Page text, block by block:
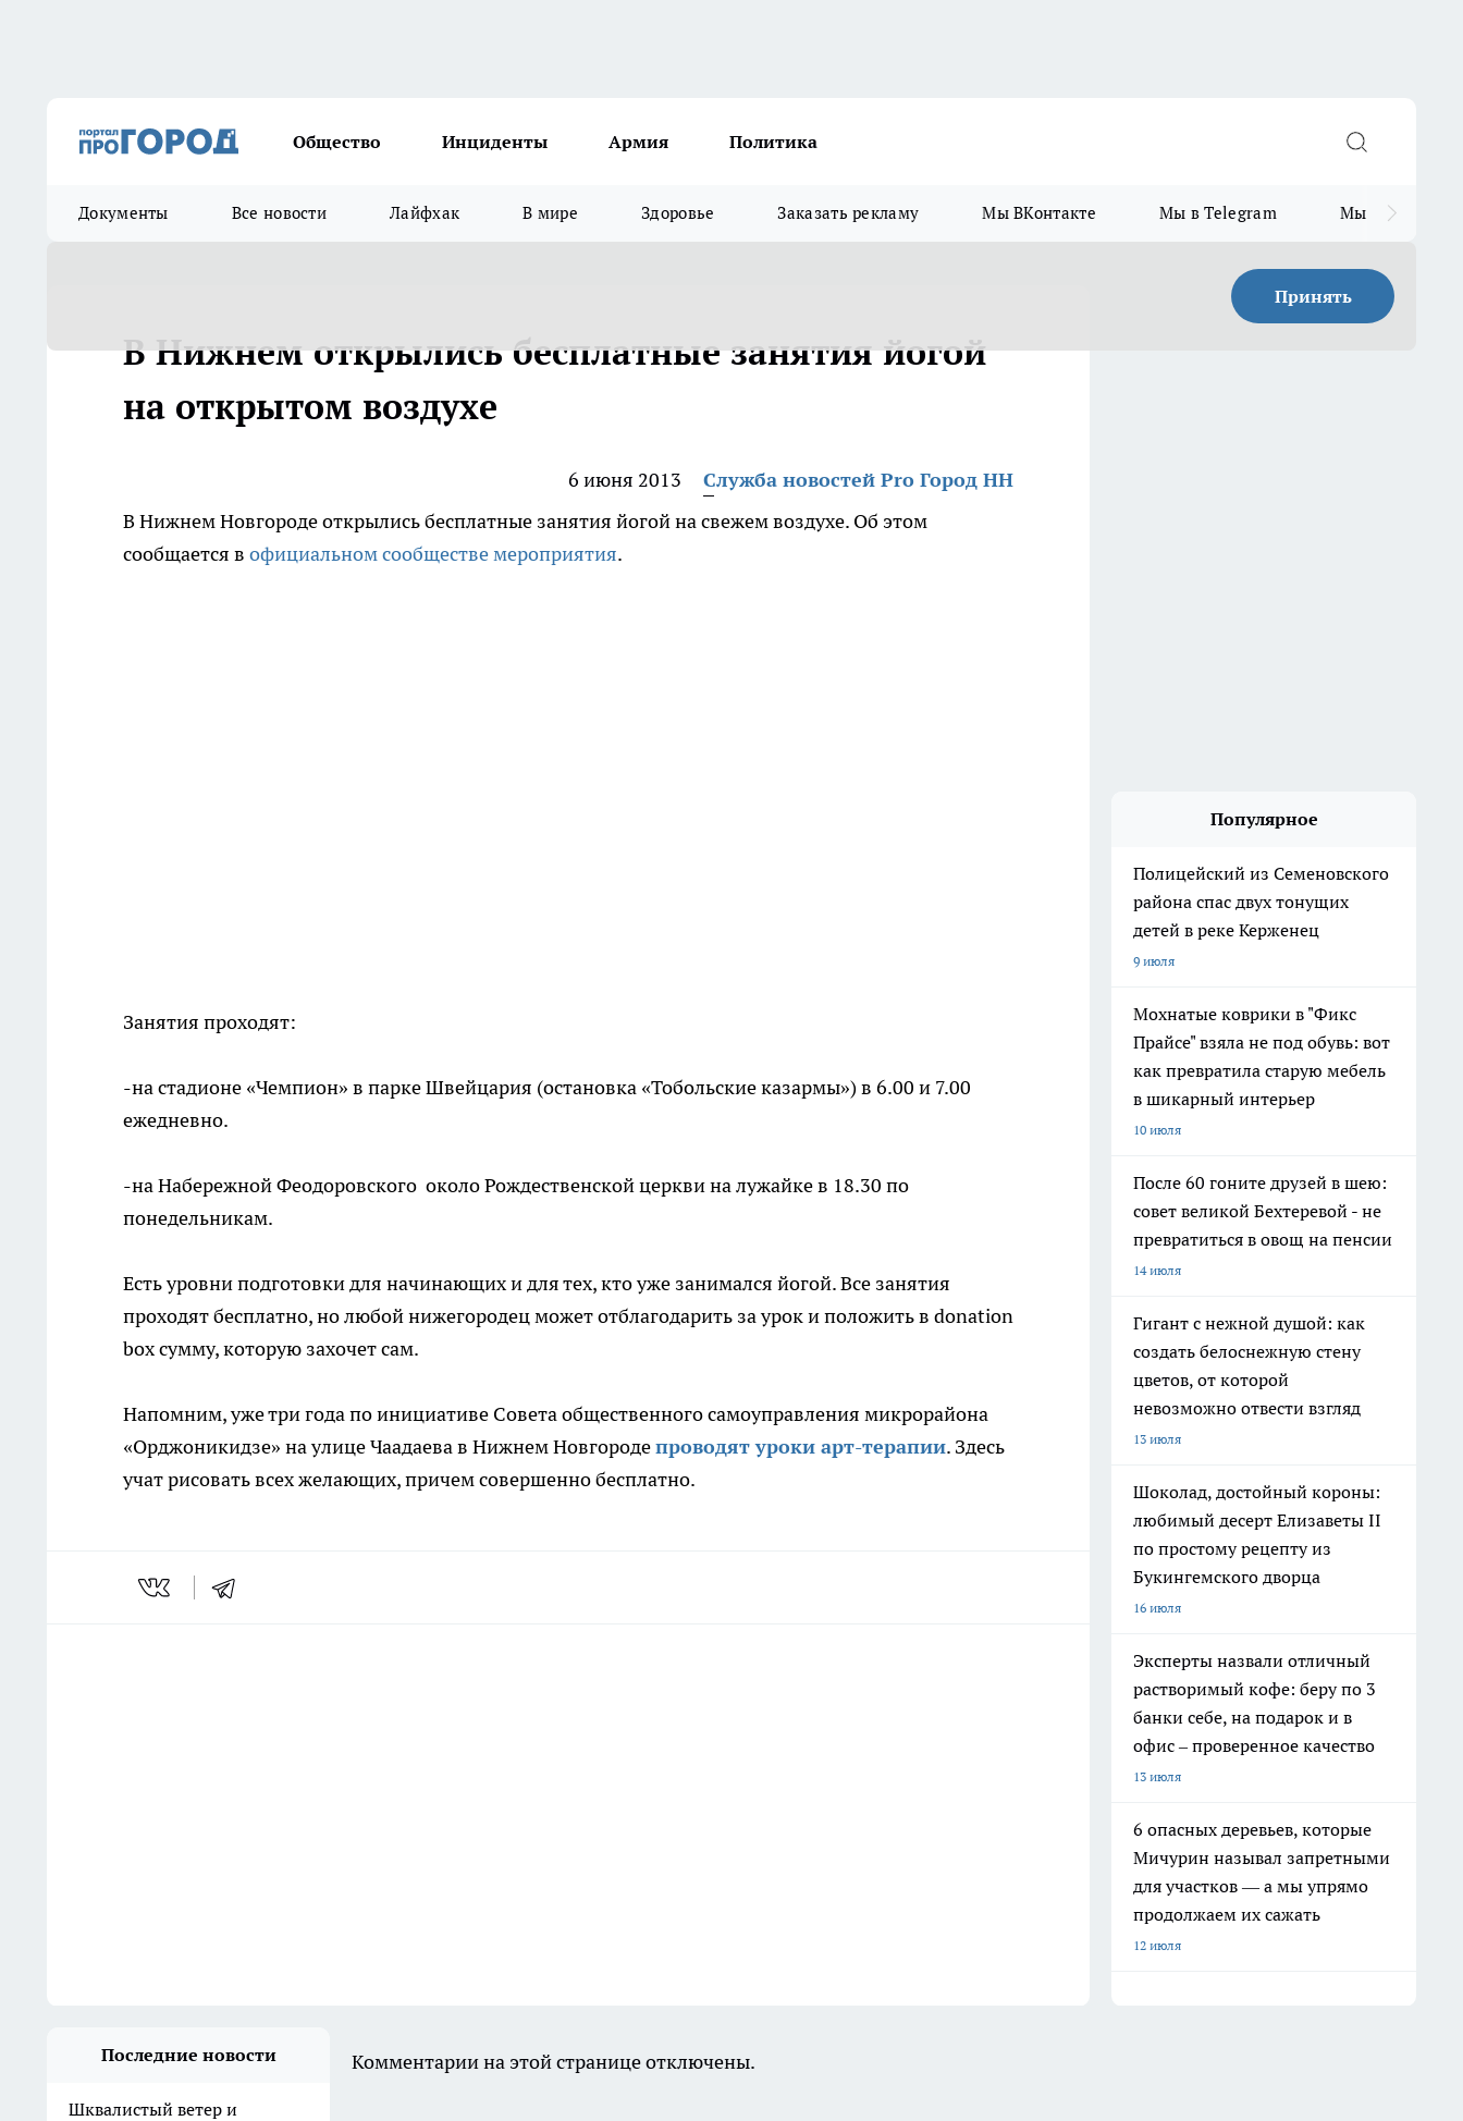
Общество Инциденты Армия Политика
Документы Все новости Лайфхак В мире Здоровье Заказать рекламу Мы ВКонтакте Мы в Telegram Мы в MAX
Принять
В Нижнем открылись бесплатные занятия йогой
на открытом воздухе
6 июня 2013
Служба новостей Pro Город НН
В Нижнем Новгороде открылись бесплатные занятия йогой на свежем воздухе. Об этом
сообщается в официальном сообществе мероприятия.
Занятия проходят:
-на стадионе «Чемпион» в парке Швейцария (остановка «Тобольские казармы») в 6.00 и 7.00
ежедневно.
-на Набережной Феодоровского около Рождественской церкви на лужайке в 18.30 по
понедельникам.
Есть уровни подготовки для начинающих и для тех, кто уже занимался йогой. Все занятия
проходят бесплатно, но любой нижегородец может отблагодарить за урок и положить в donation
box сумму, которую захочет сам.
Напомним, уже три года по инициативе Совета общественного самоуправления микрорайона
«Орджоникидзе» на улице Чаадаева в Нижнем Новгородепроводят уроки арт-терапии. Здесь
учат рисовать всех желающих, причем совершенно бесплатно.
Популярное
Полицейский из Семеновского
района спас двух тонущих
детей в реке Керженец
9 июля
Мохнатые коврики в "Фикс
Прайсе" взяла не под обувь: вот
как превратила старую мебель
в шикарный интерьер
10 июля
После 60 гоните друзей в шею:
совет великой Бехтеревой - не
превратиться в овощ на пенсии
14 июля
Гигант с нежной душой: как
создать белоснежную стену
цветов, от которой
невозможно отвести взгляд
13 июля
Шоколад, достойный короны:
любимый десерт Елизаветы II
по простому рецепту из
Букингемского дворца
16 июля
Эксперты назвали отличный
растворимый кофе: беру по 3
банки себе, на подарок и в
офис – проверенное качество
13 июля
6 опасных деревьев, которые
Мичурин называл запретными
для участков — а мы упрямо
продолжаем их сажать
12 июля
Последние новости
Шквалистый ветер и
Комментарии на этой странице отключены.